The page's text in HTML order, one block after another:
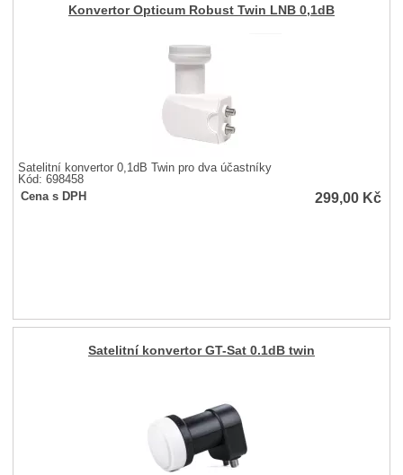
Konvertor Opticum Robust Twin LNB 0,1dB
Satelitní konvertor 0,1dB Twin pro dva účastníky
Kód: 698458
Cena s DPH
299,00 Kč
Satelitní konvertor GT-Sat 0.1dB twin